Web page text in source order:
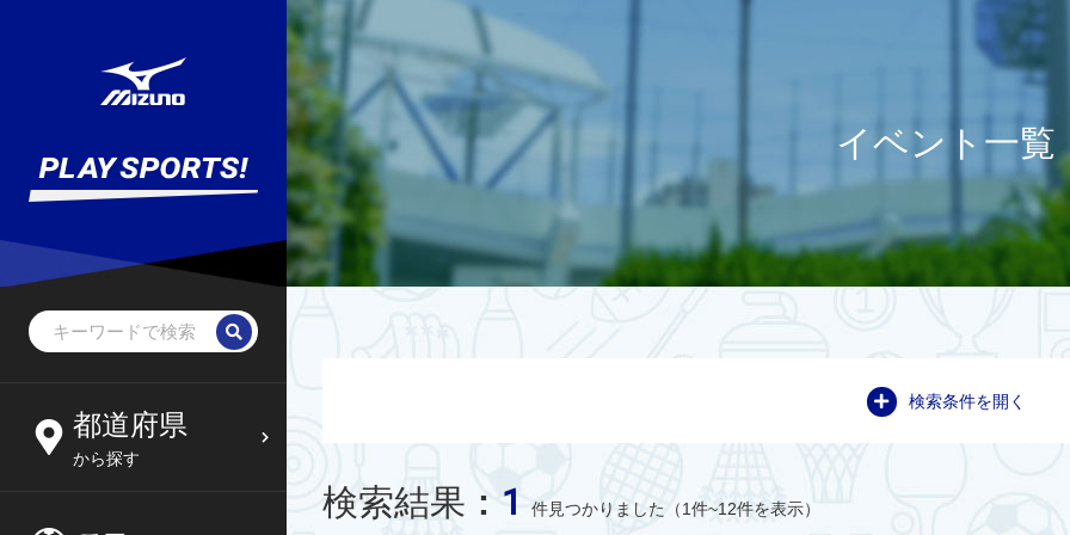
都道府県
から探す
イベント一覧
検索条件を開く
検索結果 : 1 件見つかりました（1件~12件を表示）